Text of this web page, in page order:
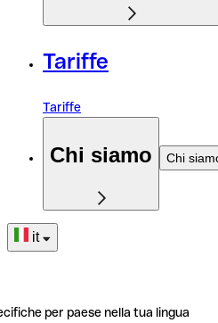
Tariffe
Tariffe
Chi siamo Chi
it
per paese nella tua lingua